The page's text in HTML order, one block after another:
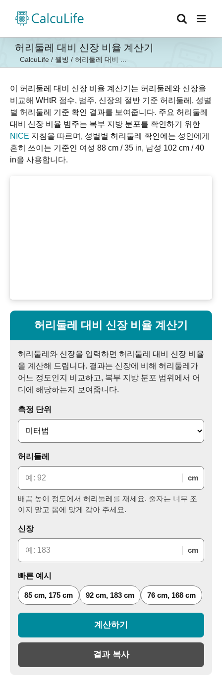
허리둘레 대비 신장 비율 계산기
CalcuLife / 웰빙 / 허리둘레 대비 ...
이 허리둘레 대비 신장 비율 계산기는 허리둘레와 신장을
비교해 WHtR 점수, 범주, 신장의 절반 기준 허리둘레, 성별
별 허리둘레 기준 확인 결과를 보여줍니다. 주요 허리둘레
대비 신장 비율 범주는 복부 지방 분포를 확인하기 위한
NICE 지침을 따르며, 성별별 허리둘레 확인에는 성인에게
흔히 쓰이는 기준인 여성 88 cm / 35 in, 남성 102 cm / 40
in을 사용합니다.
허리둘레 대비 신장 비율 계산기
허리둘레와 신장을 입력하면 허리둘레 대비 신장 비율
을 계산해 드립니다. 결과는 신장에 비해 허리둘레가
어느 정도인지 비교하고, 복부 지방 분포 범위에서 어
디에 해당하는지 보여줍니다.
측정 단위
허리둘레
cm
배꼽 높이 정도에서 허리둘레를 재세요. 줄자는 너무 조
이지 말고 몸에 맞게 감아 주세요.
신장
cm
빠른 예시
85 cm, 175 cm 92 cm, 183 cm 76 cm, 168 cm
계산하기
결과 복사